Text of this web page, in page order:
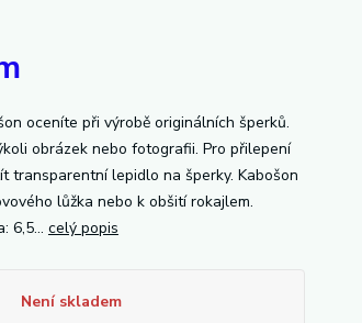
oceníte při výrobě originálních šperků.
obrázek nebo fotografii. Pro přilepení
transparentní lepidlo na šperky. Kabošon
lůžka nebo k obšití rokajlem.
6,5... celý popis
Není skladem